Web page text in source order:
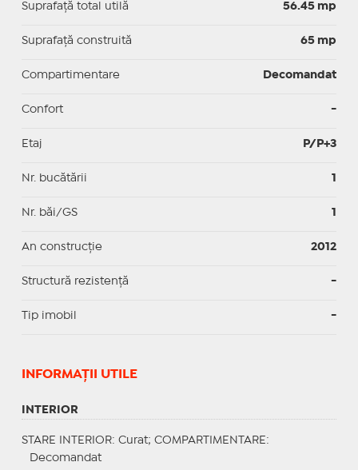
Suprafaţă total utilă 56.45 mp
Suprafaţă construită 65 mp
Compartimentare Decomandat
Confort -
Etaj P/P+3
Nr. bucătării 1
Nr. băi/GS 1
An construcție 2012
Structură rezistență -
Tip imobil -
INFORMAŢII UTILE
INTERIOR
STARE INTERIOR: Curat; COMPARTIMENTARE :
Decomandat